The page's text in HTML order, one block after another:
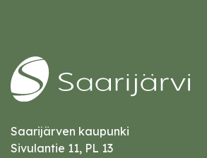
Saarijärven kaupunki
Sivulantie 11, PL 13